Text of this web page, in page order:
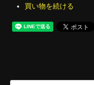
買い物を続ける